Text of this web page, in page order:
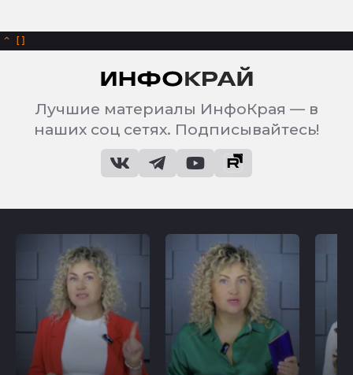
^
Лучшие материалы ИнфоКрая — в
наших соц сетях. Подписывайтесь!